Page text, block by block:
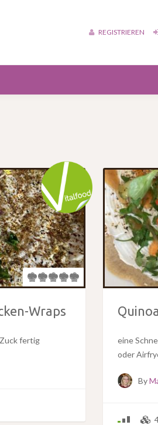
REGISTRIEREN
Wraps
fertig
eine
oder
By